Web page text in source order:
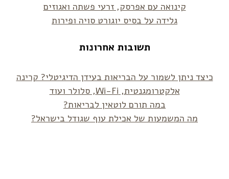
קינואה עם אפרסק, זרעי פשתה ואגוזים
גלידה על בסיס יוגורט סויה ופירות
תשובות אחרונות
כיצד ניתן לשמור על הבריאות בעידן הדיגיטלי? קרינה
אלקטרומגנטית, Wi-Fi, סלולר ועוד
במה תורם לוטאין לבריאות?
מה המשמעות של אכילת עוף שגודל בישראל?